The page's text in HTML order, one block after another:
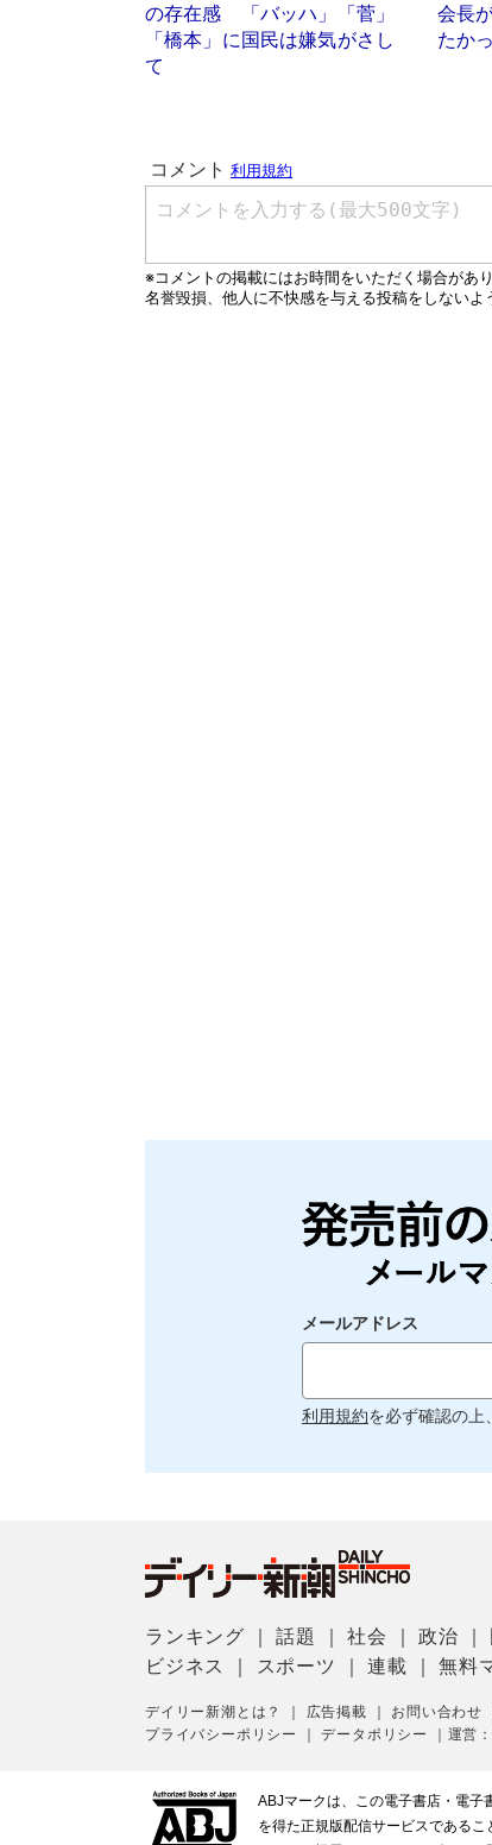
の存在感 「バッハ」「菅」
「橋本」に国民は嫌気がさし
て
会長
たか
メールアドレス
利用規約を必ず確認の上
ランキング ｜話題 ｜社会 ｜政治
ビジネス
スポーツ ｜連載 ｜無料
デイリー新潮とは？ 広告掲載 お問い合わせ
プライバシーポリシー
｜データポリシー 運営
ABJマークは、この電子書店・電子
を得た正規版配信サービスである